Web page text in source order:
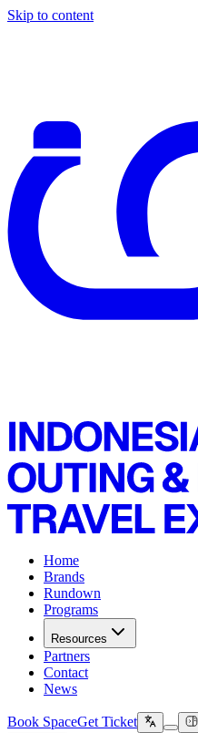
Skip to content
Home
Brands
Rundown
Programs
Resources
Partners
Contact
News
Book SpaceGet Ticket